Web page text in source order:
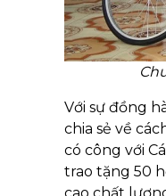
Với sự đồng
chia sẻ về
có công với
trao tặng 50